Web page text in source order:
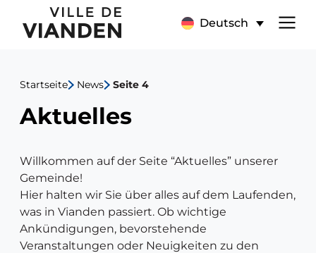
Aktuelles Deutsch
Hauptnavigationsmenü
Startseite News Seite 4
Aktuelles
Willkommen auf der Seite “Aktuelles” unserer
Gemeinde!
Hier halten wir Sie über alles auf dem Laufenden,
was in Vianden passiert. Ob wichtige
Ankündigungen, bevorstehende
Veranstaltungen oder Neuigkeiten zu den